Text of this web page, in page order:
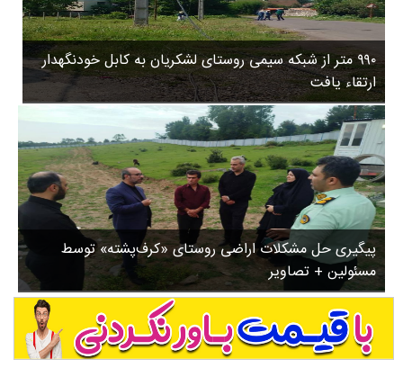
روستاها
ورزشی
سیاسی
چندرسانه ای
مسیر گردشگری دیلمان
درباره ما
۹۹۰ متر از شبکه سیمی روستای لشکریان به کابل خودنگهدار
ارتقاء یافت
پیگیری حل مشکلات اراضی روستای «کرف‌پشته» توسط
مسئولین + تصاویر
۳
۵
۸
ب
ا
ز
ن
ش
س
ت
ش
د
.